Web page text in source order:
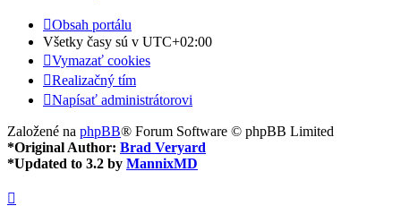
Obsah portálu
Všetky časy sú v UTC+02:00
Vymazať cookies
Realizačný tím
Napísať administrátorovi
Založené na phpBB® Forum Software © phpBB Limited
*Original Author: Brad Veryard
*Updated to 3.2 by MannixMD